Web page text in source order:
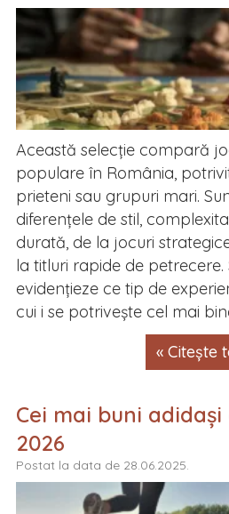
Această selecție compară
populare în România,
prieteni sau grupuri mari.
diferențele de stil,
durată, de la jocuri
la titluri rapide de petrecere.
evidențieze ce tip de
cui i se potrivește cel mai
« Citește
Cei mai buni
2026
Postat la data de 28.06.2025.